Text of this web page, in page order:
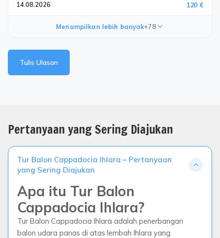
14.08.2026 120 €
Menampilkan lebih banyak+78
Tulis Ulasan
Pertanyaan yang Sering Diajukan
Tur Balon Cappadocia Ihlara – Pertanyaan
yang Sering Diajukan
Apa itu Tur Balon
Cappadocia Ihlara?
Tur Balon Cappadocia Ihlara adalah penerbangan
balon udara panas di atas lembah Ihlara yang